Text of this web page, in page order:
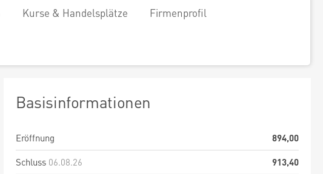
Kurse & Handelsplätze Firmenprofil
Basisinformationen
Eröffnung
894,00
Schluss 06.08.26
913,40